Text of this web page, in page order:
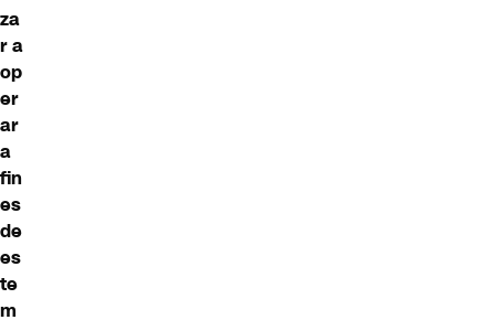
za
r a
op
er
ar
a
fin
es
de
es
te
m